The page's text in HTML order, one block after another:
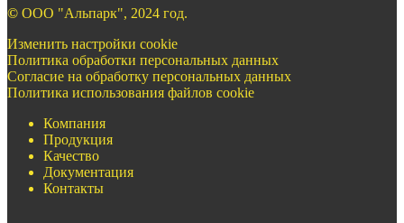
© ООО "Альпарк", 2024 год.
Изменить настройки cookie
Политика обработки персональных данных
Согласие на обработку персональных данных
Политика использования файлов cookie
Компания
Продукция
Качество
Документация
Контакты